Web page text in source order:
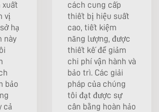
xuất
vị
hạ
này
bảo
cả
cách cung cấp
thiết bị hiệu suất
cao, tiết kiệm
năng lượng, được
thiết kế để giảm
chi phí vận hành và
bảo trì. Các giải
pháp của chúng
tôi đạt được sự
cân bằng hoàn hảo